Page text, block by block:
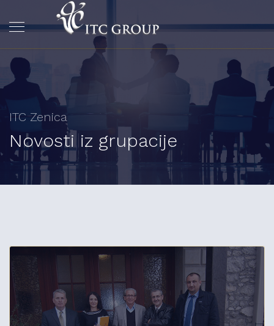
ITC Zenica
Novosti iz grupacije